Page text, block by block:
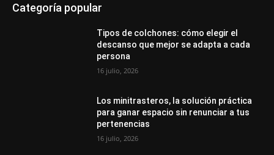
Categoría popular
Tipos de colchones: cómo elegir el
descanso que mejor se adapta a cada
persona
16 julio, 2026
Los minitrasteros, la solución práctica
para ganar espacio sin renunciar a tus
pertenencias
16 julio, 2026